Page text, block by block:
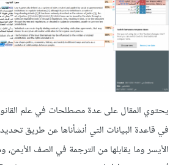
يحتوي المقال على عدة مصطلحات في علم
في قاعدة البيانات التي أنشأناها عن طريق
الأيسر وما يقابلها من الترجمة في الصف